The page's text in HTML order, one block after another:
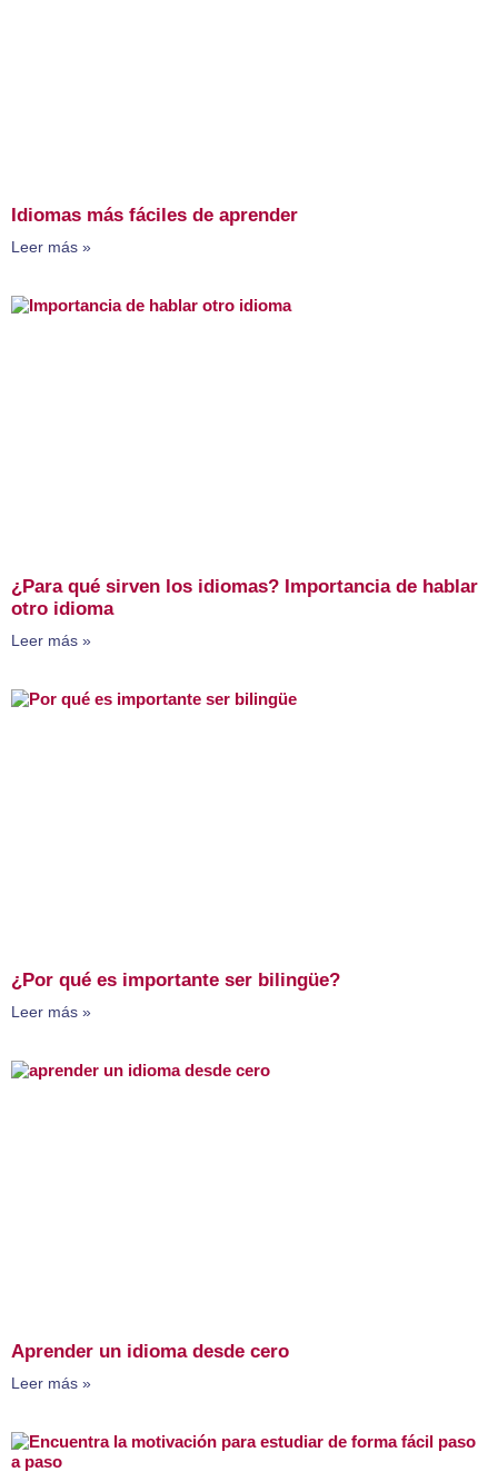
Idiomas más fáciles de aprender
Leer más »
¿Para qué sirven los idiomas? Importancia de hablar
otro idioma
Leer más »
¿Por qué es importante ser bilingüe?
Leer más »
Aprender un idioma desde cero
Leer más »